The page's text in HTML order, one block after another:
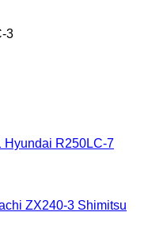
3
Hyundai R250LC-7
ZX240-3 Shimitsu